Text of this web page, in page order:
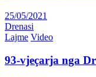
25/05/2021
Drenasi
Lajme Video
93-vjeçarja nga